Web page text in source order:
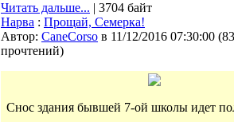
Читать дальше... | 3704 байт
Нарва : Прощай, Семерка!
Автор: CaneCorso в 11/12/2016 07:30:00 (
прочтений)
Снос здания бывшей 7-ой школы идет